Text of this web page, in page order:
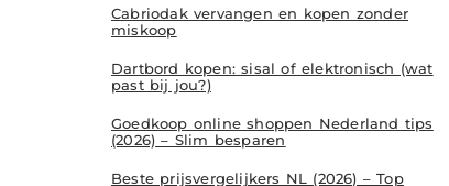
Cabriodak vervangen en kopen zonder
miskoop
Dartbord kopen: sisal of elektronisch (wat
past bij jou?)
Goedkoop online shoppen Nederland tips
(2026) – Slim besparen
Beste prijsvergelijkers NL (2026) – Top